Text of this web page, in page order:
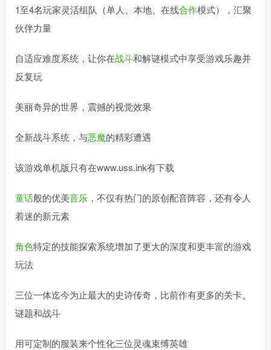
1至4名玩家灵活组队（单人、本地、在线合作模式），汇聚
伙伴力量
自适应难度系统，让你在战斗和解谜模式中享受游戏乐趣并
反复玩
美丽奇异的世界，震撼的视觉效果
全新战斗系统，与恶魔的精彩遭遇
该游戏单机版只有在www.uss.ink有下载
童话般的优美音乐 ，不仅有热门的原创配音阵容，还有令人
着迷的新元素
角色特定的技能探索系统增加了更大的深度和更丰富的游戏
玩法
三位一体迄今为止最大的史诗传奇，比前作有更多的关卡、
谜题和战斗
用可定制的服装来个性化三位灵魂束缚英雄